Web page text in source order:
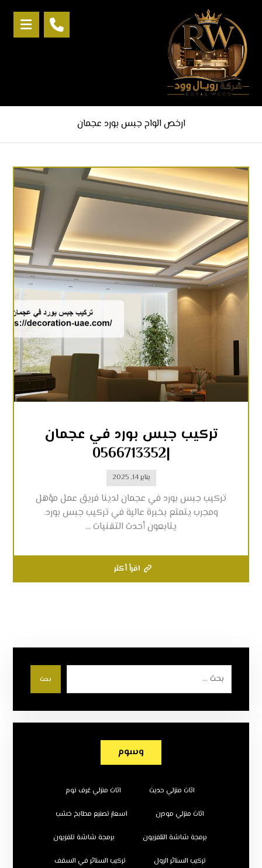
ارخص الواح جبس بورد عجمان
تركيب جبس بورد في عجمان
|0566713352
يناير 14, 2025
تركيب جبس بورد في عجمان لدينا فريق عمل مؤهل
ومجرب يتمتع بخبرة عالية في تركيب جبس بورد.
يتابعون أحدث التقنيات ...
اقرأ أكثر
بحث
وسوم
اثاث منزلي حديث اثاث منزلي غرف نوم
اثاث منزلي مودرن اسعار تصنيع مطابخ خشب
برمجة شاشة التلفزيون برمجة شاشة تلفزيون
تركيب الستائر الرول تركيب الستائر في السقف